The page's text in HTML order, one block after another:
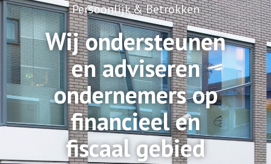
Persoonlijk & Betrokken
Wij ondersteunen
en adviseren
ondernemers op
financieel en
fiscaal gebied